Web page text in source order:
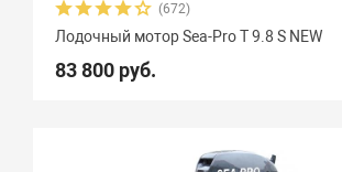
(672)
Лодочный мотор Sea-Pro Т 9.8 S NEW
83 800 руб.